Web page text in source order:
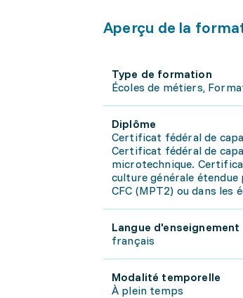
Aperçu de la
Type de formation
Écoles de métiers,
Diplôme
Certificat fédéral de
Certificat fédéral de
microtechnique.
culture générale
CFC (MPT2) ou dans les
Langue d'enseignement
français
Modalité temporelle
À plein temps